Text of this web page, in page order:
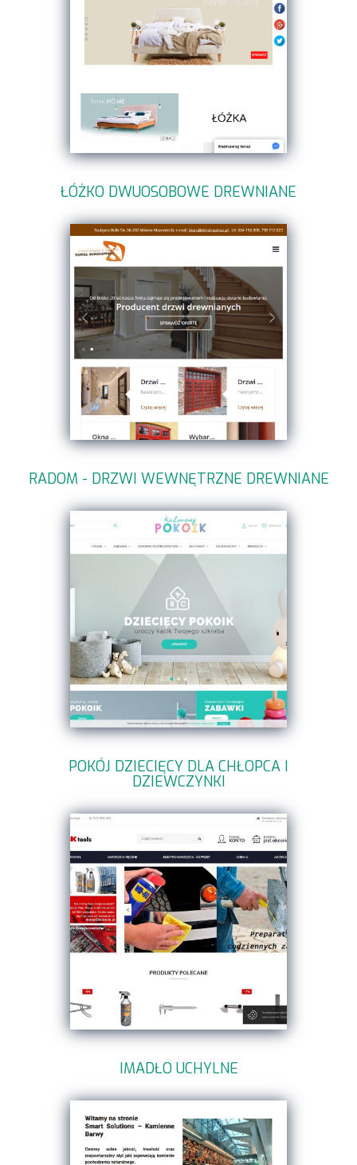
ŁÓŻKO DWUOSOBOWE DREWNIANE
RADOM - DRZWI WEWNĘTRZNE DREWNIANE
POKÓJ DZIECIĘCY DLA CHŁOPCA I
DZIEWCZYNKI
IMADŁO UCHYLNE